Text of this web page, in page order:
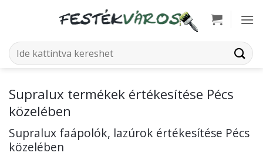
Keresés
a
Supralux termékek értékesítése Pécs
közelében
Supralux faápolók, lazúrok értékesítése Pécs
közelében